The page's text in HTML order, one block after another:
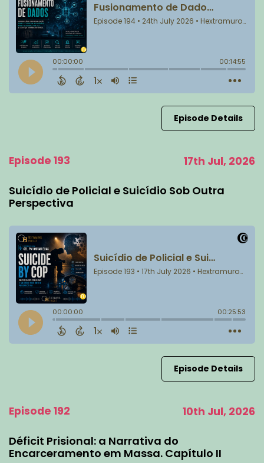
Episode Details
Episode 193 17th Jul, 2026
Suicídio de Policial e Suicídio Sob Outra
Perspectiva
Episode Details
Episode 192 10th Jul, 2026
Déficit Prisional: a Narrativa do
Encarceramento em Massa. Capítulo II